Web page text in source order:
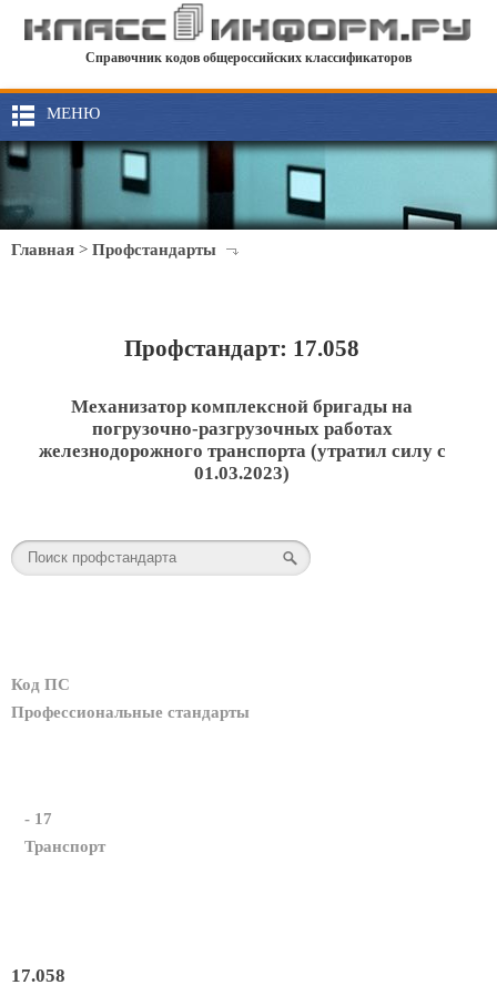
Справочник кодов общероссийских классификаторов
МЕНЮ
Главная > Профстандарты
Профстандарт: 17.058
Механизатор комплексной бригады на
погрузочно-разгрузочных работах
железнодорожного транспорта (утратил силу с
01.03.2023)
Код ПС
Профессиональные стандарты
- 17
Транспорт
17.058